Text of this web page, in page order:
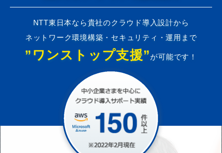
NTT東日本なら貴社のクラウド導入設計から
ネットワーク環境構築・セキュリティ・運用まで
”ワンストップ支援” が可能です！